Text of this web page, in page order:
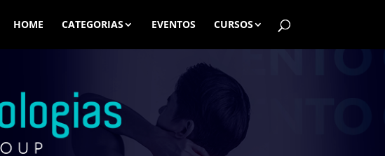
HOME CATEGORIAS EVENTOS CURSOS